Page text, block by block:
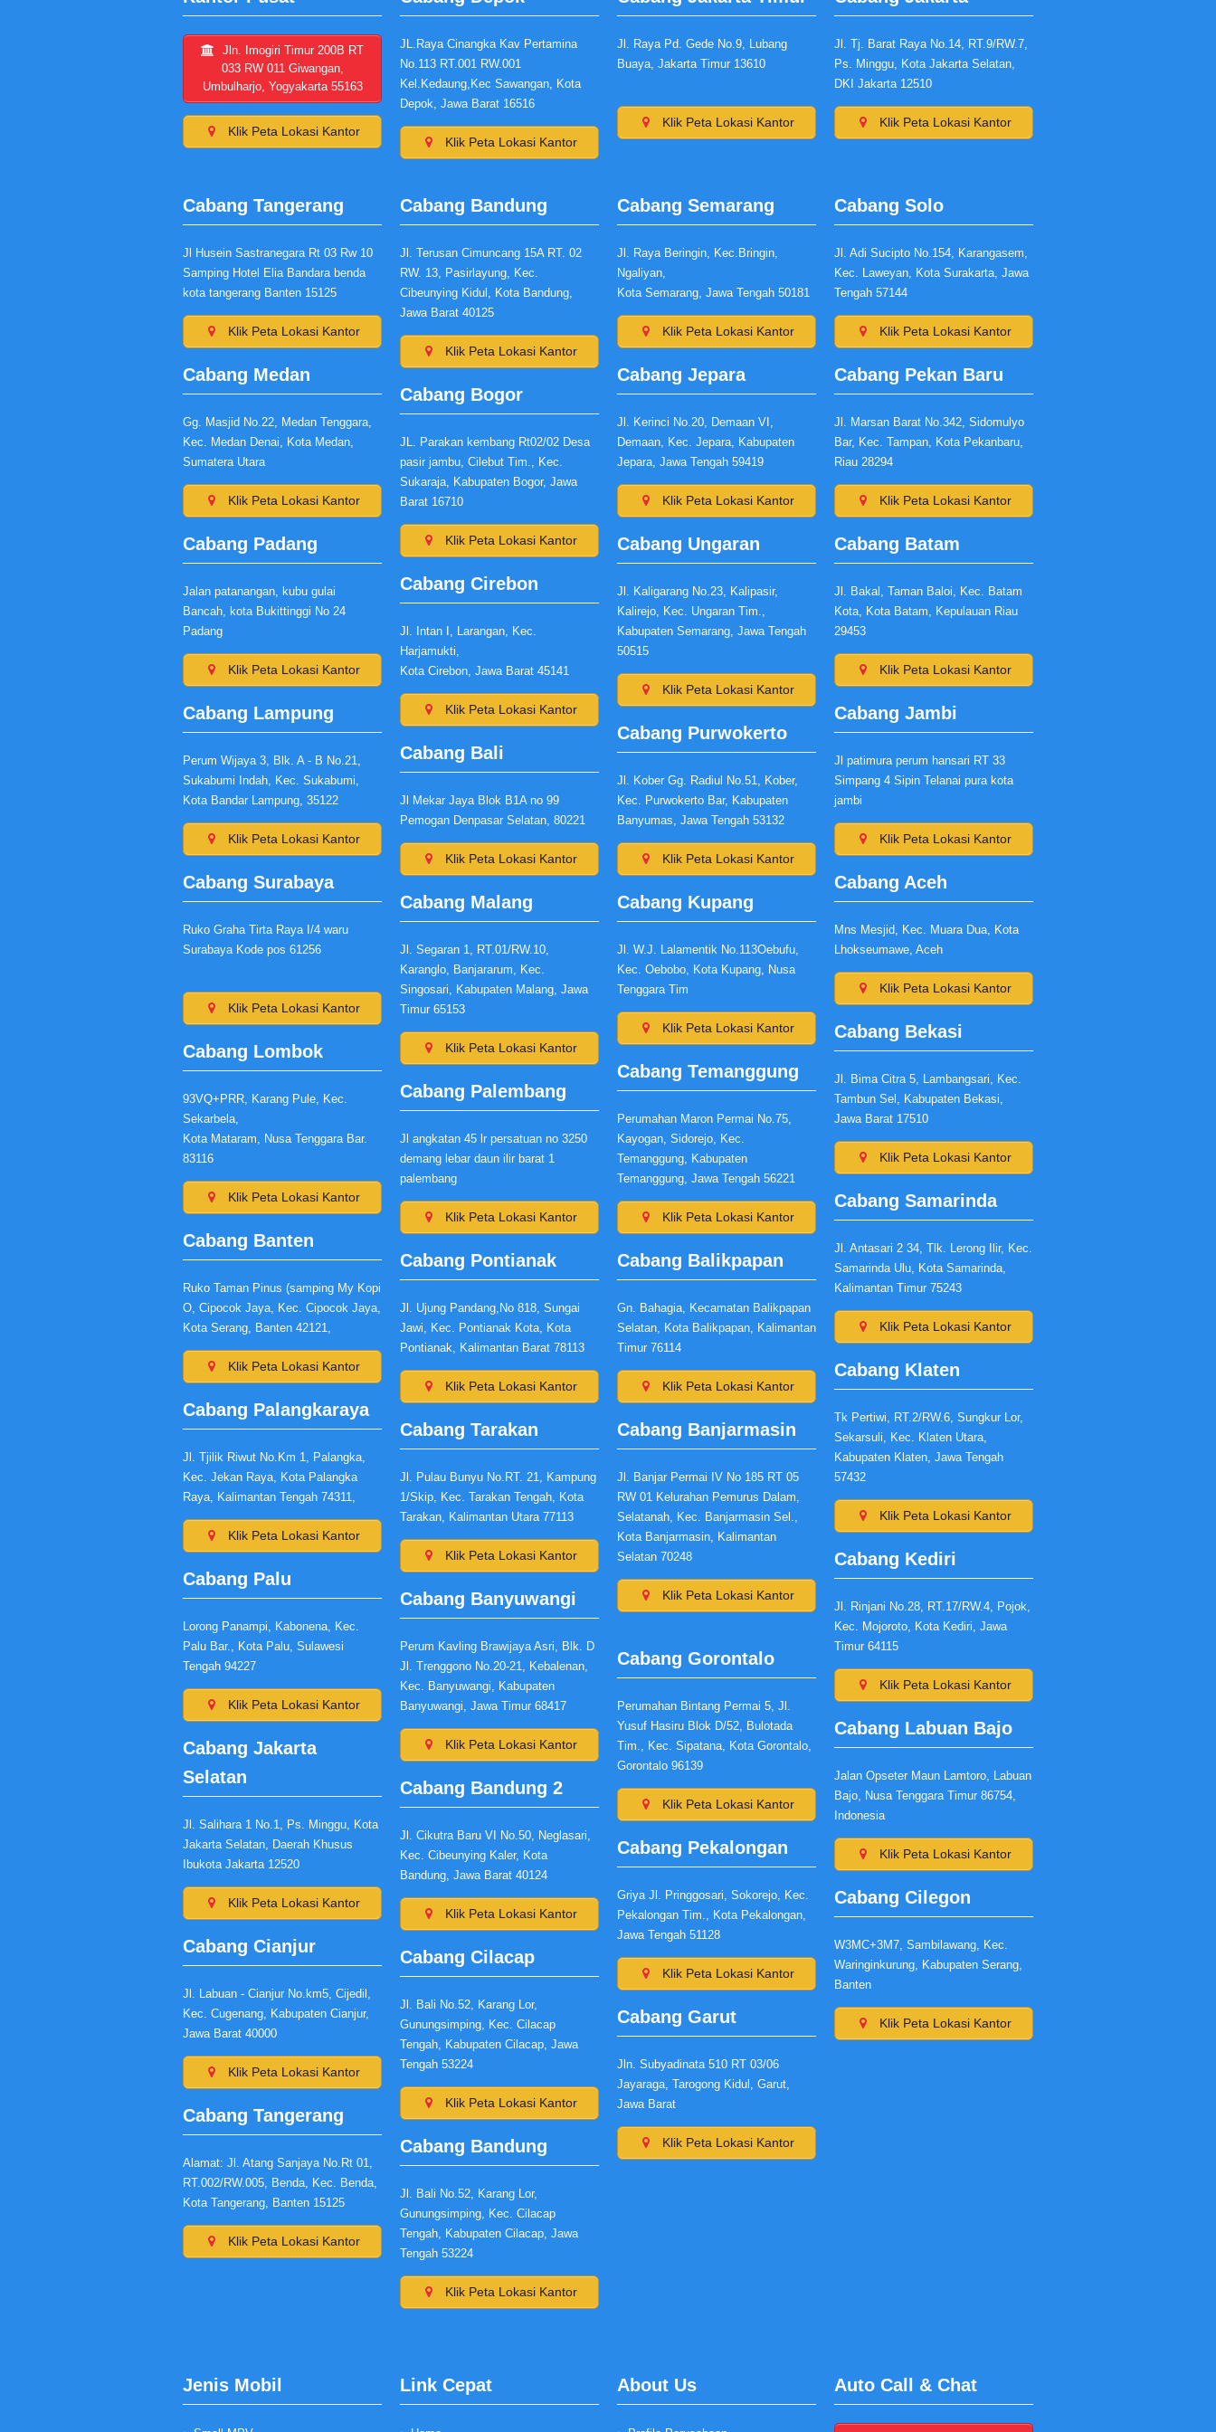
Jln. Imogiri Timur 200B RT
033 RW 011 Giwangan,
Umbulharjo, Yogyakarta 55163
Klik Peta Lokasi Kantor
JL.Raya Cinangka Kav Pertamina
No.113 RT.001 RW.001
Kel.Kedaung,Kec Sawangan, Kota
Depok, Jawa Barat 16516
Klik Peta Lokasi Kantor
Jl. Raya Pd. Gede No.9, Lubang
Buaya, Jakarta Timur 13610
Klik Peta Lokasi Kantor
Jl. Tj. Barat Raya No.14, RT.9/RW.7,
Ps. Minggu, Kota Jakarta Selatan,
DKI Jakarta 12510
Klik Peta Lokasi Kantor
Cabang Tangerang
Jl Husein Sastranegara Rt 03 Rw 10
Samping Hotel Elia Bandara benda
kota tangerang Banten 15125
Klik Peta Lokasi Kantor
Cabang Medan
Gg. Masjid No.22, Medan Tenggara,
Kec. Medan Denai, Kota Medan,
Sumatera Utara
Klik Peta Lokasi Kantor
Cabang Padang
Jalan patanangan, kubu gulai
Bancah, kota Bukittinggi No 24
Padang
Klik Peta Lokasi Kantor
Cabang Lampung
Perum Wijaya 3, Blk. A - B No.21,
Sukabumi Indah, Kec. Sukabumi,
Kota Bandar Lampung, 35122
Klik Peta Lokasi Kantor
Cabang Surabaya
Ruko Graha Tirta Raya I/4 waru
Surabaya Kode pos 61256
Klik Peta Lokasi Kantor
Cabang Lombok
93VQ+PRR, Karang Pule, Kec.
Sekarbela,
Kota Mataram, Nusa Tenggara Bar.
83116
Klik Peta Lokasi Kantor
Cabang Banten
Ruko Taman Pinus (samping My Kopi
O, Cipocok Jaya, Kec. Cipocok Jaya,
Kota Serang, Banten 42121,
Klik Peta Lokasi Kantor
Cabang Palangkaraya
Jl. Tjilik Riwut No.Km 1, Palangka,
Kec. Jekan Raya, Kota Palangka
Raya, Kalimantan Tengah 74311,
Klik Peta Lokasi Kantor
Cabang Palu
Lorong Panampi, Kabonena, Kec.
Palu Bar., Kota Palu, Sulawesi
Tengah 94227
Klik Peta Lokasi Kantor
Cabang Jakarta
Selatan
Jl. Salihara 1 No.1, Ps. Minggu, Kota
Jakarta Selatan, Daerah Khusus
Ibukota Jakarta 12520
Klik Peta Lokasi Kantor
Cabang Cianjur
Jl. Labuan - Cianjur No.km5, Cijedil,
Kec. Cugenang, Kabupaten Cianjur,
Jawa Barat 40000
Klik Peta Lokasi Kantor
Cabang Tangerang
Alamat: Jl. Atang Sanjaya No.Rt 01,
RT.002/RW.005, Benda, Kec. Benda,
Kota Tangerang, Banten 15125
Klik Peta Lokasi Kantor
Cabang Bandung
Jl. Terusan Cimuncang 15A RT. 02
RW. 13, Pasirlayung, Kec.
Cibeunying Kidul, Kota Bandung,
Jawa Barat 40125
Klik Peta Lokasi Kantor
Cabang Bogor
JL. Parakan kembang Rt02/02 Desa
pasir jambu, Cilebut Tim., Kec.
Sukaraja, Kabupaten Bogor, Jawa
Barat 16710
Klik Peta Lokasi Kantor
Cabang Cirebon
Jl. Intan I, Larangan, Kec.
Harjamukti,
Kota Cirebon, Jawa Barat 45141
Klik Peta Lokasi Kantor
Cabang Bali
Jl Mekar Jaya Blok B1A no 99
Pemogan Denpasar Selatan, 80221
Klik Peta Lokasi Kantor
Cabang Malang
Jl. Segaran 1, RT.01/RW.10,
Karanglo, Banjararum, Kec.
Singosari, Kabupaten Malang, Jawa
Timur 65153
Klik Peta Lokasi Kantor
Cabang Palembang
Jl angkatan 45 lr persatuan no 3250
demang lebar daun ilir barat 1
palembang
Klik Peta Lokasi Kantor
Cabang Pontianak
Jl. Ujung Pandang,No 818, Sungai
Jawi, Kec. Pontianak Kota, Kota
Pontianak, Kalimantan Barat 78113
Klik Peta Lokasi Kantor
Cabang Tarakan
Jl. Pulau Bunyu No.RT. 21, Kampung
1/Skip, Kec. Tarakan Tengah, Kota
Tarakan, Kalimantan Utara 77113
Klik Peta Lokasi Kantor
Cabang Banyuwangi
Perum Kavling Brawijaya Asri, Blk. D
Jl. Trenggono No.20-21, Kebalenan,
Kec. Banyuwangi, Kabupaten
Banyuwangi, Jawa Timur 68417
Klik Peta Lokasi Kantor
Cabang Bandung 2
Jl. Cikutra Baru VI No.50, Neglasari,
Kec. Cibeunying Kaler, Kota
Bandung, Jawa Barat 40124
Klik Peta Lokasi Kantor
Cabang Cilacap
Jl. Bali No.52, Karang Lor,
Gunungsimping, Kec. Cilacap
Tengah, Kabupaten Cilacap, Jawa
Tengah 53224
Klik Peta Lokasi Kantor
Cabang Bandung
Jl. Bali No.52, Karang Lor,
Gunungsimping, Kec. Cilacap
Tengah, Kabupaten Cilacap, Jawa
Tengah 53224
Klik Peta Lokasi Kantor
Cabang Semarang
Jl. Raya Beringin, Kec.Bringin,
Ngaliyan,
Kota Semarang, Jawa Tengah 50181
Klik Peta Lokasi Kantor
Cabang Jepara
Jl. Kerinci No.20, Demaan VI,
Demaan, Kec. Jepara, Kabupaten
Jepara, Jawa Tengah 59419
Klik Peta Lokasi Kantor
Cabang Ungaran
Jl. Kaligarang No.23, Kalipasir,
Kalirejo, Kec. Ungaran Tim.,
Kabupaten Semarang, Jawa Tengah
50515
Klik Peta Lokasi Kantor
Cabang Purwokerto
Jl. Kober Gg. Radiul No.51, Kober,
Kec. Purwokerto Bar, Kabupaten
Banyumas, Jawa Tengah 53132
Klik Peta Lokasi Kantor
Cabang Kupang
Jl. W.J. Lalamentik No.113Oebufu,
Kec. Oebobo, Kota Kupang, Nusa
Tenggara Tim
Klik Peta Lokasi Kantor
Cabang Temanggung
Perumahan Maron Permai No.75,
Kayogan, Sidorejo, Kec.
Temanggung, Kabupaten
Temanggung, Jawa Tengah 56221
Klik Peta Lokasi Kantor
Cabang Balikpapan
Gn. Bahagia, Kecamatan Balikpapan
Selatan, Kota Balikpapan, Kalimantan
Timur 76114
Klik Peta Lokasi Kantor
Cabang Banjarmasin
Jl. Banjar Permai IV No 185 RT 05
RW 01 Kelurahan Pemurus Dalam,
Selatanah, Kec. Banjarmasin Sel.,
Kota Banjarmasin, Kalimantan
Selatan 70248
Klik Peta Lokasi Kantor
Cabang Gorontalo
Perumahan Bintang Permai 5, Jl.
Yusuf Hasiru Blok D/52, Bulotada
Tim., Kec. Sipatana, Kota Gorontalo,
Gorontalo 96139
Klik Peta Lokasi Kantor
Cabang Pekalongan
Griya Jl. Pringgosari, Sokorejo, Kec.
Pekalongan Tim., Kota Pekalongan,
Jawa Tengah 51128
Klik Peta Lokasi Kantor
Cabang Garut
Jln. Subyadinata 510 RT 03/06
Jayaraga, Tarogong Kidul, Garut,
Jawa Barat
Klik Peta Lokasi Kantor
Cabang Solo
Jl. Adi Sucipto No.154, Karangasem,
Kec. Laweyan, Kota Surakarta, Jawa
Tengah 57144
Klik Peta Lokasi Kantor
Cabang Pekan Baru
Jl. Marsan Barat No.342, Sidomulyo
Bar, Kec. Tampan, Kota Pekanbaru,
Riau 28294
Klik Peta Lokasi Kantor
Cabang Batam
Jl. Bakal, Taman Baloi, Kec. Batam
Kota, Kota Batam, Kepulauan Riau
29453
Klik Peta Lokasi Kantor
Cabang Jambi
Jl patimura perum hansari RT 33
Simpang 4 Sipin Telanai pura kota
jambi
Klik Peta Lokasi Kantor
Cabang Aceh
Mns Mesjid, Kec. Muara Dua, Kota
Lhokseumawe, Aceh
Klik Peta Lokasi Kantor
Cabang Bekasi
Jl. Bima Citra 5, Lambangsari, Kec.
Tambun Sel, Kabupaten Bekasi,
Jawa Barat 17510
Klik Peta Lokasi Kantor
Cabang Samarinda
Jl. Antasari 2 34, Tlk. Lerong Ilir, Kec.
Samarinda Ulu, Kota Samarinda,
Kalimantan Timur 75243
Klik Peta Lokasi Kantor
Cabang Klaten
Tk Pertiwi, RT.2/RW.6, Sungkur Lor,
Sekarsuli, Kec. Klaten Utara,
Kabupaten Klaten, Jawa Tengah
57432
Klik Peta Lokasi Kantor
Cabang Kediri
Jl. Rinjani No.28, RT.17/RW.4, Pojok,
Kec. Mojoroto, Kota Kediri, Jawa
Timur 64115
Klik Peta Lokasi Kantor
Cabang Labuan Bajo
Jalan Opseter Maun Lamtoro, Labuan
Bajo, Nusa Tenggara Timur 86754,
Indonesia
Klik Peta Lokasi Kantor
Cabang Cilegon
W3MC+3M7, Sambilawang, Kec.
Waringinkurung, Kabupaten Serang,
Banten
Klik Peta Lokasi Kantor
Jenis Mobil Link Cepat About Us Auto Call & Chat